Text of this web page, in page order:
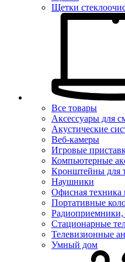
Щетки
Все товары
Аксессуары для
Акустические
Веб-камеры
Игровые
Компьютерные
Кронштейны для
Наушники
Офисная техника
Портативные
Стационарные
Телевизионные
Умный дом